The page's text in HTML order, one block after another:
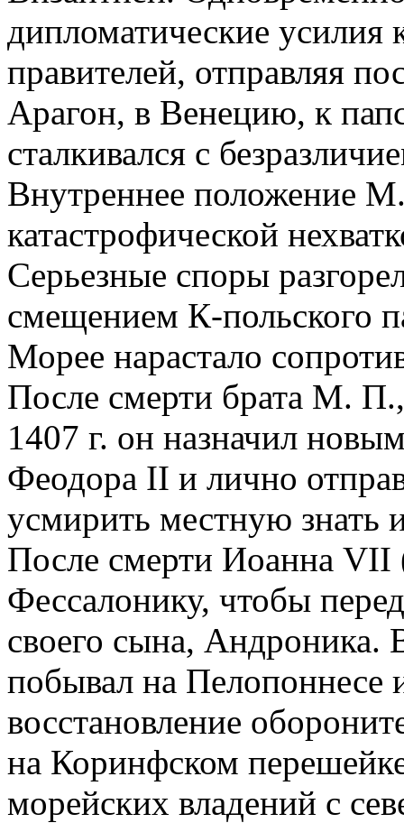
дипломатические
правителей, отправляя
Арагон, в Венецию, к
сталкивался с
Внутреннее положение
катастрофической
Серьезные споры
смещением К-польского
Морее нарастало
После смерти брата М.
1407 г. он назначил
Феодора II и лично
усмирить местную знать
После смерти Иоанна
Фессалонику, чтобы
своего сына,
побывал на Пелопоннесе
восстановление
на Коринфском
морейских владений с